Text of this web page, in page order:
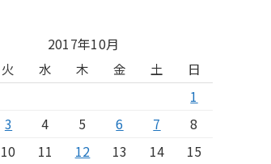
2017年10月
火 水 木 金 土
日
1
3 4 5 6 7
8
10 11 12 13 14
15